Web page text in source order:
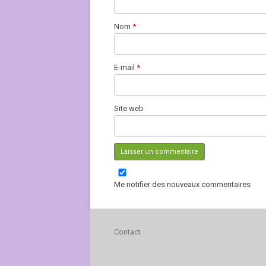
Nom *
E-mail *
Site web
Me notifier des nouveaux commentaires
Contact